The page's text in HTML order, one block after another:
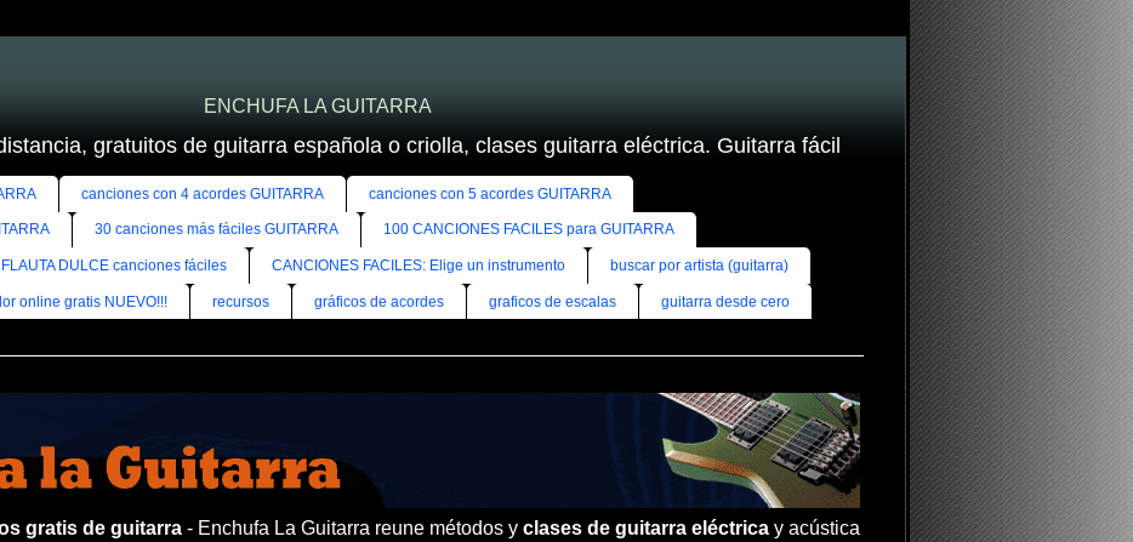
ENCHUFA LA GUITARRA
gratuitos de guitarra española o criolla, clases guitarra eléctrica. Guitarra fácil
canciones con 4 acordes GUITARRA canciones con 5 acordes GUITARRA
30 canciones más fáciles GUITARRA 100 CANCIONES FACILES para GUITARRA
FLAUTA DULCE canciones fáciles CANCIONES FACILES: Elige un instrumento buscar por artista (guitarra)
online gratis NUEVO!!! recursos gráficos de acordes graficos de escalas guitarra desde cero
gratis de guitarra- Enchufa La Guitarra reune métodos y clases de guitarra eléctricay acústica